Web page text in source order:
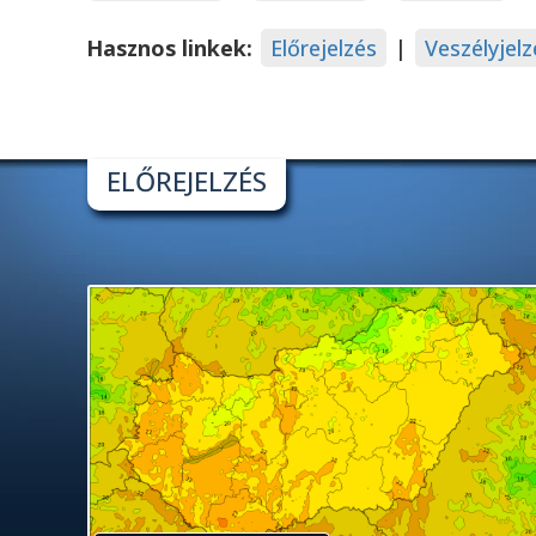
Hasznos linkek: Előrejelzés |
ELŐREJELZÉS